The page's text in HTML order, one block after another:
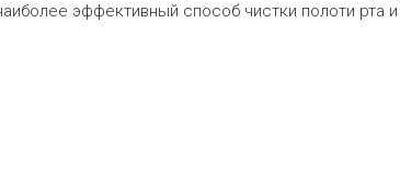
эффективный способ чистки полоти рта и